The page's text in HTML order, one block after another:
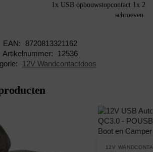
1x USB opbouwstopcontact 1x 2
schroeven.
EAN:
8720813321162
Artikelnummer:
12536
12V Wandcontactdoos
12V